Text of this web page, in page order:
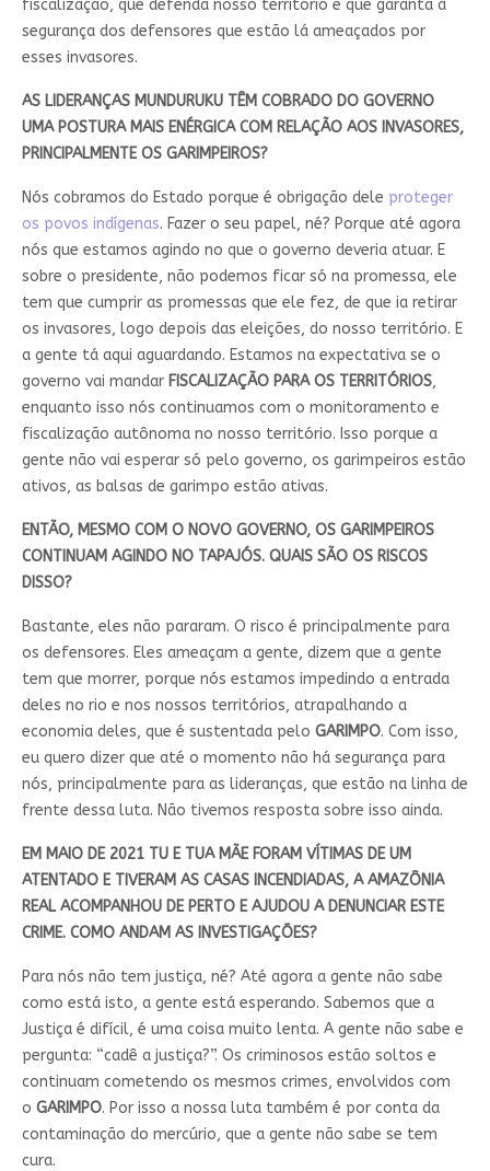
fiscalização, que defenda nosso território e que garanta a
segurança dos defensores que estão lá ameaçados por
esses invasores.
AS LIDERANÇAS MUNDURUKU TÊM COBRADO DO GOVERNO
UMA POSTURA MAIS ENÉRGICA COM RELAÇÃO AOS INVASORES,
PRINCIPALMENTE OS GARIMPEIROS?
Nós cobramos do Estado porque é obrigação dele proteger
os povos indígenas. Fazer o seu papel, né? Porque até agora
nós que estamos agindo no que o governo deveria atuar. E
sobre o presidente, não podemos ficar só na promessa, ele
tem que cumprir as promessas que ele fez, de que ia retirar
os invasores, logo depois das eleições, do nosso território. E
a gente tá aqui aguardando. Estamos na expectativa se o
governo vai mandarFISCALIZAÇÃO PARA OS TERRITÓRIOS,
enquanto isso nós continuamos com o monitoramento e
fiscalização autônoma no nosso território. Isso porque a
gente não vai esperar só pelo governo, os garimpeiros estão
ativos, as balsas de garimpo estão ativas.
ENTÃO, MESMO COM O NOVO GOVERNO, OS GARIMPEIROS
CONTINUAM AGINDO NO TAPAJÓS. QUAIS SÃO OS RISCOS
DISSO?
Bastante, eles não pararam. O risco é principalmente para
os defensores. Eles ameaçam a gente, dizem que a gente
tem que morrer, porque nós estamos impedindo a entrada
deles no rio e nos nossos territórios, atrapalhando a
economia deles, que é sustentada pelo GARIMPO. Com isso,
eu quero dizer que até o momento não há segurança para
nós, principalmente para as lideranças, que estão na linha de
frente dessa luta. Não tivemos resposta sobre isso ainda.
EM MAIO DE 2021 TU E TUA MÃE FORAM VÍTIMAS DE UM
ATENTADO E TIVERAM AS CASAS INCENDIADAS, A AMAZÔNIA
REAL ACOMPANHOU DE PERTO E AJUDOU A DENUNCIAR ESTE
CRIME. COMO ANDAM AS INVESTIGAÇÕES?
Para nós não tem justiça, né? Até agora a gente não sabe
como está isto, a gente está esperando. Sabemos que a
Justiça é difícil, é uma coisa muito lenta. A gente não sabe e
pergunta: “cadê a justiça?”. Os criminosos estão soltos e
continuam cometendo os mesmos crimes, envolvidos com
o GARIMPO. Por isso a nossa luta também é por conta da
contaminação do mercúrio, que a gente não sabe se tem
cura.